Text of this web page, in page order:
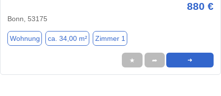
880 €
Bonn, 53175
Wohnung ca. 34,00 m² Zimmer 1
★ ➦ ➜